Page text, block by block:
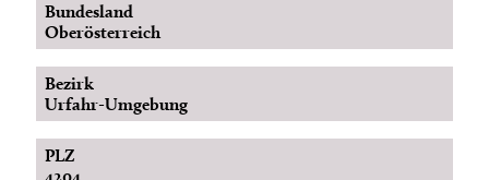
Bundesland
Oberösterreich
Bezirk
Urfahr-Umgebung
PLZ